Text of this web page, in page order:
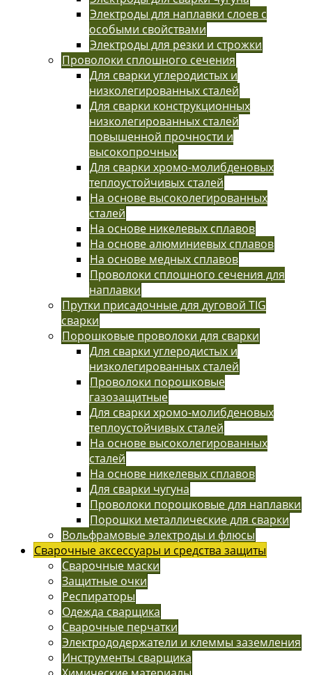
Электроды для наплавки слоев с
особыми свойствами
Электроды для резки и строжки
Проволоки сплошного сечения
Для сварки углеродистых и
низколегированных сталей
Для сварки конструкционных
низколегированных сталей
повышенной прочности и
высокопрочных
Для сварки хромо-молибденовых
теплоустойчивых сталей
На основе высоколегированных
сталей
На основе никелевых сплавов
На основе алюминиевых сплавов
На основе медных сплавов
Проволоки сплошного сечения для
наплавки
Прутки присадочные для дуговой TIG
сварки
Порошковые проволоки для сварки
Для сварки углеродистых и
низколегированных сталей
Проволоки порошковые
газозащитные
Для сварки хромо-молибденовых
теплоустойчивых сталей
На основе высоколегированных
сталей
На основе никелевых сплавов
Для сварки чугуна
Проволоки порошковые для наплавки
Порошки металлические для сварки
Вольфрамовые электроды и флюсы
Сварочные аксессуары и средства защиты
Сварочные маски
Защитные очки
Респираторы
Одежда сварщика
Сварочные перчатки
Электрододержатели и клеммы заземления
Инструменты сварщика